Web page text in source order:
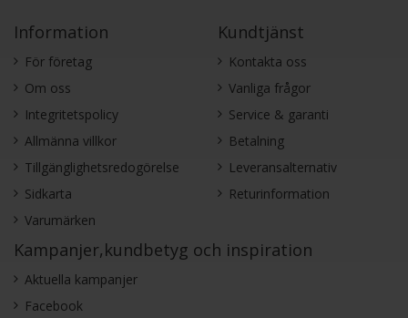
Information
För företag
Om oss
Integritetspolicy
Allmänna villkor
Tillgänglighetsredogörelse
Sidkarta
Varumärken
Kundtjänst
Kontakta oss
Vanliga frågor
Service & garanti
Betalning
Leveransalternativ
Returinformation
Kampanjer,kundbetyg och inspiration
Aktuella kampanjer
Facebook